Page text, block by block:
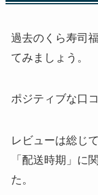
過去のくら寿司
てみましょう。
ポジティブな口
レビューは総じ
「配送時期」に
た。